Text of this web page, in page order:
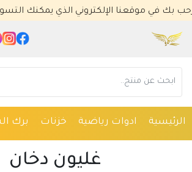
في موقعنا الإلكتروني الذي يمكنك التسوق من
الرئيسية ادوات رياضية خزنات برك
غليون دخان
مساعد كايا للتسويق الإلكتروني
متصل الآن
كيف يمكنني مساعدتك؟ اكتب لي عن المنتج الذي